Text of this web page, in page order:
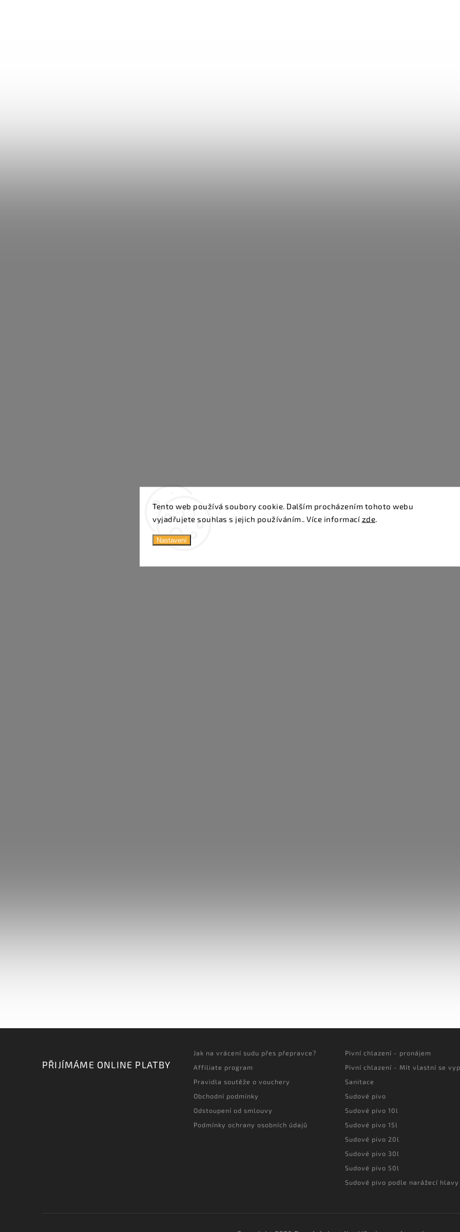
Tento web používá soubory cookie. Dalším procházením tohoto webu
vyjadřujete souhlas s jejich používáním.. Více informací zde
Nastavení
PŘIJÍMÁME ONLINE PLATBY
Jak na vrácení sudu přes přepravce?
Affiliate program
Pravidla soutěže o vouchery
Obchodní podmínky
Odstoupení od smlouvy
Podmínky ochrany osobních údajů
Pivní chlazení - pronájem
Pivní chlazení - Mít vlastní se
Sanitace
Sudové pivo
Sudové pivo 10l
Sudové pivo 15l
Sudové pivo 20l
Sudové pivo 30l
Sudové pivo 50l
Sudové pivo podle narážecí hlavy